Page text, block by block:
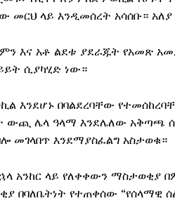
መርህ ላይ እንዲመሰረት አሳሰቡ።
እና አቶ ልደቱ ያደራጁት የአመጽ
ሲያካሂድ ነው።
እንደሆኑ በባልደረባቸው
ውጪ ሌላ ዓላማ እንደሌለው አቅጣጫ
እንደማያስፈልግ አስታወቁ።
አንከር ላይ የለቀቀውን
በባለቤትነት የተጠቀሰው “የሰላማዊ